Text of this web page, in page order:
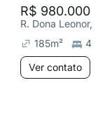
R$ 980.000
R. Dona Leonor,
185m²
4
Ver contato